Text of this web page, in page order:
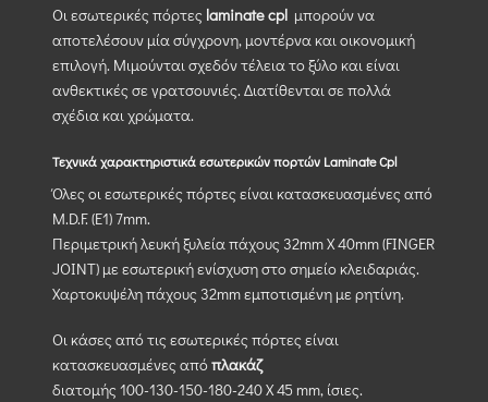
Οι εσωτερικές πόρτες laminate cpl μπορούν να
αποτελέσουν μία σύγχρονη, μοντέρνα και οικονομική
επιλογή. Μιμούνται σχεδόν τέλεια το ξύλο και είναι
ανθεκτικές σε γρατσουνιές. Διατίθενται σε πολλά
σχέδια και χρώματα.
Τεχνικά χαρακτηριστικά εσωτερικών πορτών Laminate Cpl
Όλες οι εσωτερικές πόρτες είναι κατασκευασμένες από
M.D.F. (Ε1) 7mm.
Περιμετρική λευκή ξυλεία πάχους 32mm X 40mm (FINGER
JOINT) με εσωτερική ενίσχυση στο σημείο κλειδαριάς.
Χαρτοκυψέλη πάχους 32mm εμποτισμένη με ρητίνη.
Οι κάσες από τις εσωτερικές πόρτες είναι
κατασκευασμένες απόπλακάζ
διατομής 100-130-150-180-240 Χ 45 mm, ίσιες.